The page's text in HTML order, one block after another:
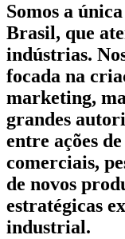
Somos a
Brasil, que
indústrias.
focada na
marketing,
grandes
entre ações
comerciais,
de novos
estratégicas
industrial.